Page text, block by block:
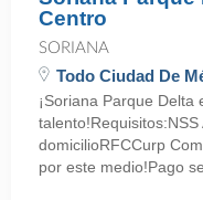
Centro
SORIANA
Todo Ciudad De
¡Soriana Parque Delta
domicilioRFCCurp
por este medio!Pago